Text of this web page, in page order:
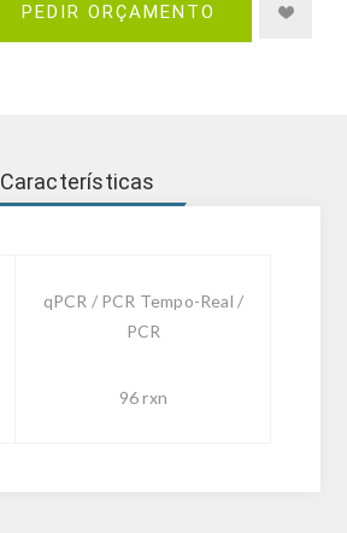
PEDIR ORÇAMENTO
Características
qPCR / PCR Tempo-Real /
PCR
96 rxn